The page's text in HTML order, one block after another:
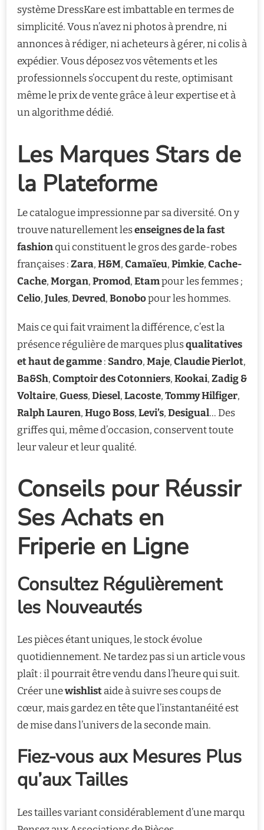
système DressKare est imbattable en termes de
simplicité. Vous n’avez ni photos à prendre, ni
annonces à rédiger, ni acheteurs à gérer, ni colis à
expédier. Vous déposez vos vêtements et les
professionnels s’occupent du reste, optimisant
même le prix de vente grâce à leur expertise et à
un algorithme dédié.
Les Marques Stars de
la Plateforme
Le catalogue impressionne par sa diversité. On y
trouve naturellement lesenseignes de la fast
fashionqui constituent le gros des garde-robes
françaises :Zara,H&M,Camaïeu,Pimkie,Cache-
Cache,Morgan,Promod,Etampour les femmes ;
Celio,Jules,Devred,Bonobopour les hommes.
Mais ce qui fait vraiment la différence, c’est la
présence régulière de marques plusqualitatives
et haut de gamme: Sandro,Maje,Claudie Pierlot,
Ba&Sh,Comptoir des Cotonniers,Kookai,Zadig &
Voltaire,Guess,Diesel,Lacoste,Tommy Hilfiger,
Ralph Lauren,Hugo Boss,Levi’s,Desigual… Des
griffes qui, même d’occasion, conservent toute
leur valeur et leur qualité.
Conseils pour Réussir
Ses Achats en
Friperie en Ligne
Consultez Régulièrement
les Nouveautés
Les pièces étant uniques, le stock évolue
quotidiennement. Ne tardez pas si un article vous
plaît : il pourrait être vendu dans l’heure qui suit.
Créer unewishlistaide à suivre ses coups de
cœur, mais gardez en tête que l’instantanéité est
de mise dans l’univers de la seconde main.
Fiez-vous aux Mesures Plus
qu’aux Tailles
Les tailles variant considérablement d’une marqu